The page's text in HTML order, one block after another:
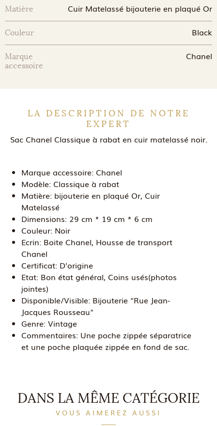
Matière Cuir Matelassé bijouterie en plaqué Or
Couleur Black
Marque
accessoire
Chanel
LA DESCRIPTION DE NOTRE
EXPERT
Sac Chanel Classique à rabat en cuir matelassé noir.
Marque accessoire: Chanel
Modèle: Classique à rabat
Matière: bijouterie en plaqué Or, Cuir
Matelassé
Dimensions: 29 cm * 19 cm * 6 cm
Couleur: Noir
Ecrin: Boite Chanel, Housse de transport
Chanel
Certificat: D'origine
Etat: Bon état général, Coins usés(photos
jointes)
Disponible/Visible: Bijouterie "Rue Jean-
Jacques Rousseau"
Genre: Vintage
Commentaires: Une poche zippée séparatrice
et une poche plaquée zippée en fond de sac.
DANS LA MÊME CATÉGORIE
VOUS AIMEREZ AUSSI